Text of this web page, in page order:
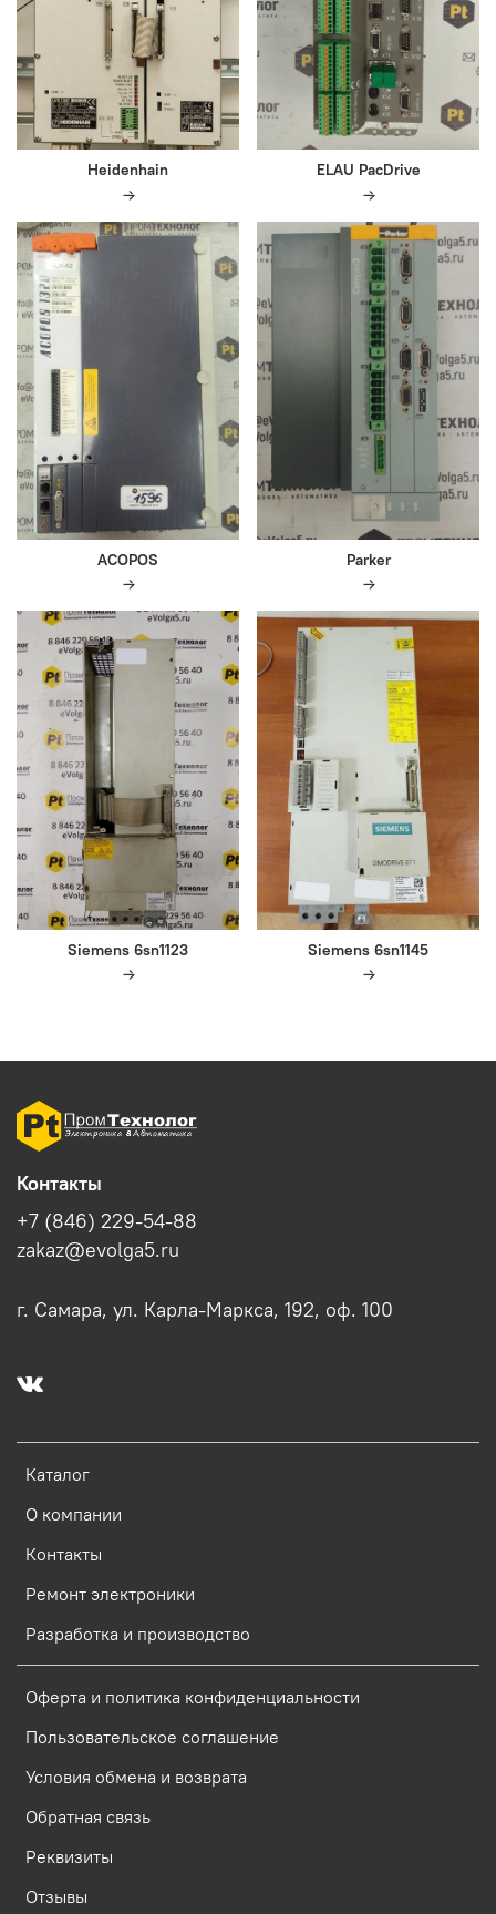
Heidenhain ELAU PacDrive
ACOPOS Parker
Siemens 6sn1123 Siemens 6sn1145
Каталог
О компании
Контакты
Ремонт электроники
Разработка и производство
Оферта и политика конфиденциальности
Пользовательское соглашение
Условия обмена и возврата
Обратная связь
Реквизиты
Отзывы
Контакты
+7 (846) 229-54-88
zakaz@evolga5.ru
г. Самара, ул. Карла-Маркса, 192, оф. 100